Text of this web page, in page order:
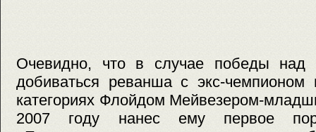
Очевидно, что в случае победы над
добиваться реванша с экс-
категориях Флойдом Мейвезером-
2007 году нанес ему первое